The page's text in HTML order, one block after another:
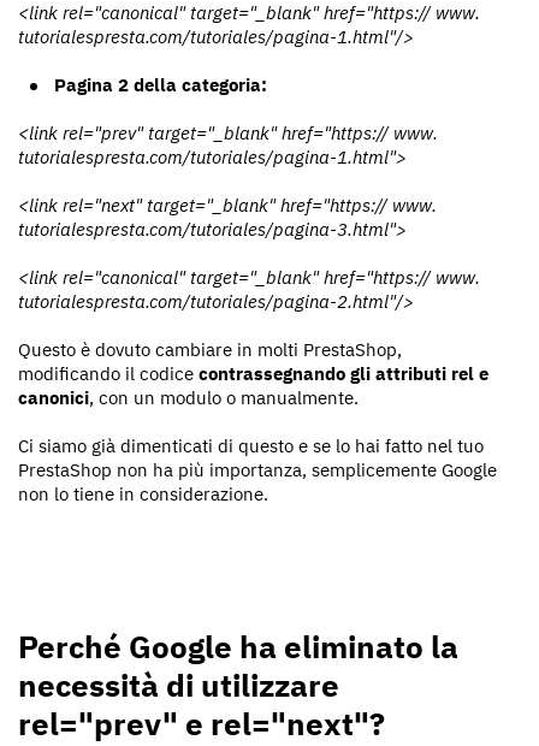
<link rel="canonical" target="_blank" href="https:// www.
tutorialespresta.com/tutoriales/pagina-1.html"/>
Pagina 2 della categoria:
<link rel="prev" target="_blank" href="https:// www.
tutorialespresta.com/tutoriales/pagina-1.html">
<link rel="next" target="_blank" href="https:// www.
tutorialespresta.com/tutoriales/pagina-3.html">
<link rel="canonical" target="_blank" href="https:// www.
tutorialespresta.com/tutoriales/pagina-2.html"/>
Questo è dovuto cambiare in molti PrestaShop,
modificando il codice contrassegnando gli attributi rel e
canonici, con un modulo o manualmente.
Ci siamo già dimenticati di questo e se lo hai fatto nel tuo
PrestaShop non ha più importanza, semplicemente Google
non lo tiene in considerazione.
Perché Google ha eliminato la
necessità di utilizzare
rel="prev" e rel="next"?